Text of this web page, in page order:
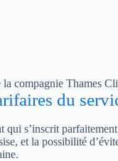
compagnie Thames
du
s’inscrit
et la possibilité